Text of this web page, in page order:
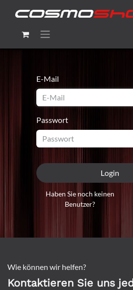
E-Mail
Passwort
Login
Haben Sie noch keinen
Benutzer?
Wie können wir helfen?
Kontaktieren Sie uns